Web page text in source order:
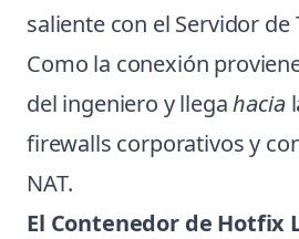
saliente con el Servidor de
Como la conexión
del ingeniero y llegahacia
firewalls corporativos y
NAT.
El Contenedor de Hotfix